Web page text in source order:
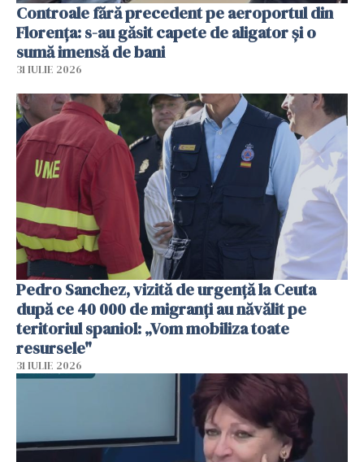
Controale fără precedent pe aeroportul din
Florența: s-au găsit capete de aligator și o
sumă imensă de bani
31 IULIE 2026
Pedro Sanchez, vizită de urgență la Ceuta
după ce 40 000 de migranți au năvălit pe
teritoriul spaniol: „Vom mobiliza toate
resursele"
31 IULIE 2026